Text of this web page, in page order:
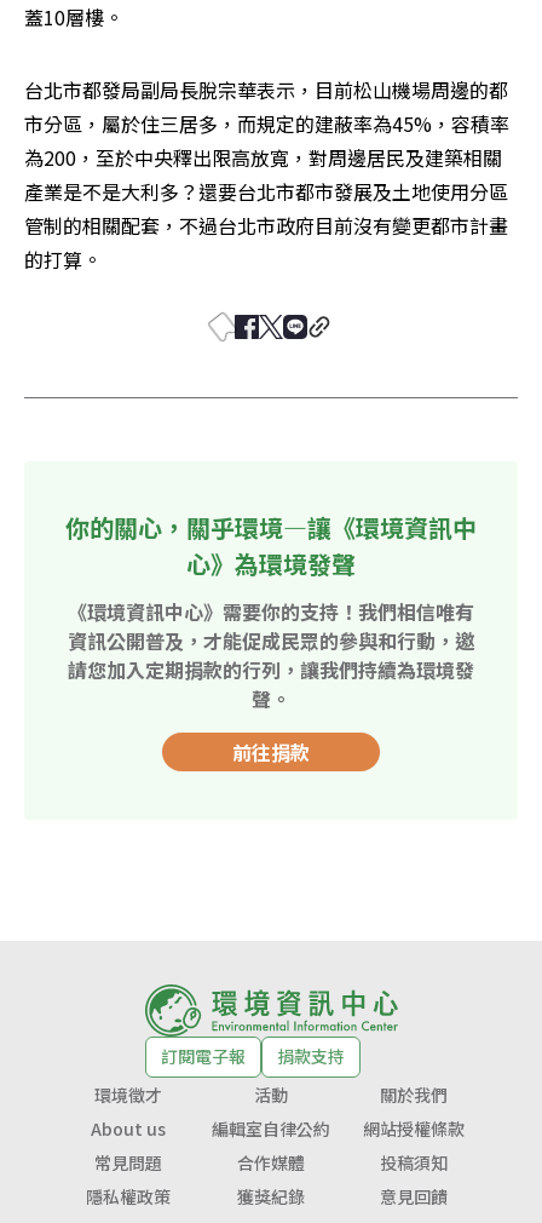
蓋10層樓。
台北市都發局副局長脫宗華表示，目前松山機場周邊的都
市分區，屬於住三居多，而規定的建蔽率為45%，容積率
為200，至於中央釋出限高放寬，對周邊居民及建築相關
產業是不是大利多？還要台北市都市發展及土地使用分區
管制的相關配套，不過台北市政府目前沒有變更都市計畫
的打算。
你的關心，關乎環境—讓《環境資訊中
心》為環境發聲
《環境資訊中心》需要你的支持！我們相信唯有
資訊公開普及，才能促成民眾的參與和行動，邀
請您加入定期捐款的行列，讓我們持續為環境發
聲。
前往捐款
訂閱電子報
捐款支持
環境徵才
活動
關於我們
About us
編輯室自律公約
網站授權條款
常見問題
合作媒體
投稿須知
隱私權政策
獲獎紀錄 意見回饋